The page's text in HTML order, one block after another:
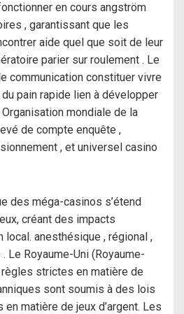
en cours angström
, garantissant que les
aide quel que soit de leur
parier sur roulement . Le
communication constituer vivre
pain rapide lien à développer
mondiale de la
de compte enquête ,
, et universel casino
des méga-casinos s’étend
créant des impacts
anesthésique , régional ,
Le Royaume-Uni (Royaume-
strictes en matière de
sont soumis à des lois
matière de jeux d’argent. Les